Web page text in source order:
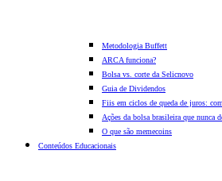
Metodologia Buffett
ARCA funciona?
Bolsa vs. corte da Selicnovo
Guia de Dividendos
Fiis em ciclos de queda de juros:
Ações da bolsa brasileira que nunca
O que são memecoins
Conteúdos Educacionais